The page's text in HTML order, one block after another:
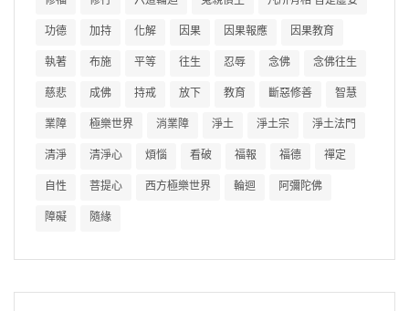
功德 加持 化解 因果 因果報應 因果教育
執著 布施 平等 往生 忍辱 念佛 念佛往生
慈悲 成佛 持戒 放下 教育 斷惡修善 智慧
業障 極樂世界 消業障 淨土 淨土宗 淨土法門
清淨 清淨心 煩惱 看破 福報 福德 禪定
自性 菩提心 西方極樂世界 輪迴 阿彌陀佛
障礙 隨緣